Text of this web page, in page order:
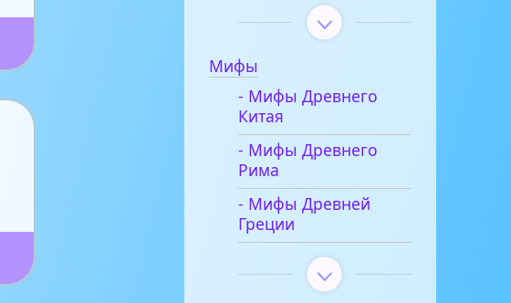
Мифы
- Мифы Древнего
Китая
- Мифы Древнего
Рима
- Мифы Древней
Греции